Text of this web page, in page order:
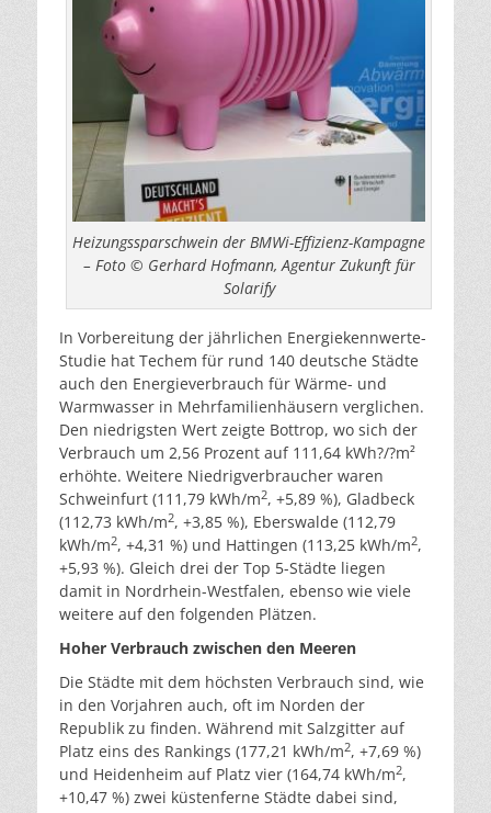
Heizungssparschwein der BMWi-Effizienz-Kampagne
– Foto © Gerhard Hofmann, Agentur Zukunft für
Solarify
In Vorbereitung der jährlichen Energiekennwerte-
Studie hat Techem für rund 140 deutsche Städte
auch den Energieverbrauch für Wärme- und
Warmwasser in Mehrfamilienhäusern verglichen.
Den niedrigsten Wert zeigte Bottrop, wo sich der
Verbrauch um 2,56 Prozent auf 111,64 kWh?/?m²
erhöhte. Weitere Niedrigverbraucher waren
Schweinfurt (111,79 kWh/m2, +5,89 %), Gladbeck
(112,73 kWh/m2, +3,85 %), Eberswalde (112,79
kWh/m2, +4,31 %) und Hattingen (113,25 kWh/m2,
+5,93 %). Gleich drei der Top 5-Städte liegen
damit in Nordrhein-Westfalen, ebenso wie viele
weitere auf den folgenden Plätzen.
Hoher Verbrauch zwischen den Meeren
Die Städte mit dem höchsten Verbrauch sind, wie
in den Vorjahren auch, oft im Norden der
Republik zu finden. Während mit Salzgitter auf
Platz eins des Rankings (177,21 kWh/m2, +7,69 %)
und Heidenheim auf Platz vier (164,74 kWh/m2,
+10,47 %) zwei küstenferne Städte dabei sind,